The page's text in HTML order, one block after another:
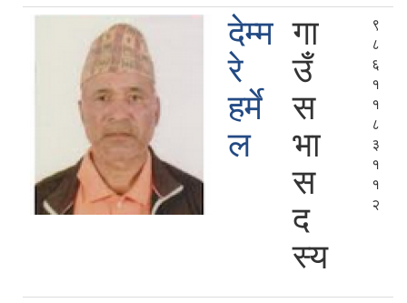
देम्म
रे
हर्मे
ल
गा
उँ
स
भा
स
द
स्य
९
८
६
१
१
८
३
१
१
२